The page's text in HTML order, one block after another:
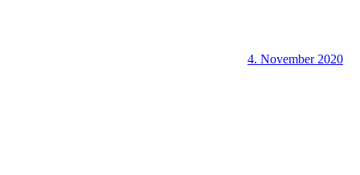
4. November 2020